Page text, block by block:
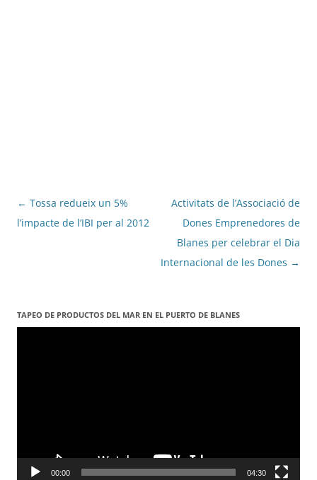
Navegació
per
← Tossa redueix un 5%
l’impacte de l’IBI per al 2012
Activitats de l’Associació de
Dones Emprenedores de
Blanes per celebrar el Dia
Internacional de les Dones →
TAPEO DE PRODUCTOS DEL MAR EN EL PUERTO DE BLANES
Reproductor
00:00 04:30